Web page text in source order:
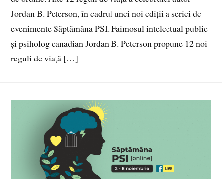
Jordan B. Peterson, în cadrul unei noi ediții a seriei de
evenimente Săptămâna PSI. Faimosul intelectual public
și psiholog canadian Jordan B. Peterson propune 12 noi
reguli de viață […]